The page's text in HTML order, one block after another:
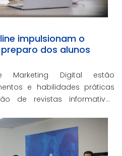
impulsionam o
dos alunos
Digital estão
e habilidades práticas
de revistas informativas